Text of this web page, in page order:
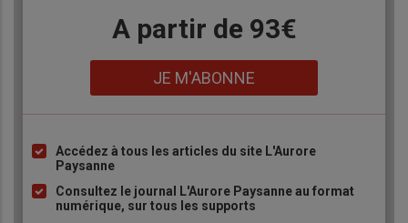
A partir de 93€
JE M'ABONNE
Liste
puce
Accédez à tous les articles du site L'Aurore
Paysanne
Consultez le journal L'Aurore Paysanne au format
numérique, sur tous les supports